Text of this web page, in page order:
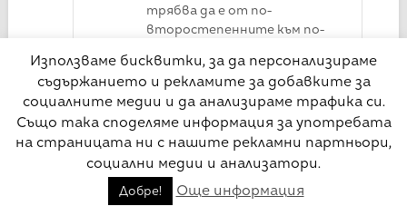
трябва да е от по-
второстепенните към по-
Например, ако целта е да се
свържат с вас за услуга, то
най-важни страници се
явяват Услуги и Моята
работа (както и самите ви
проекти).
За мен лично е малко
Използваме бисквитки, за да персонализираме
съдържанието и рекламите за добавките за
социалните медии и да анализираме трафика си.
Също така споделяме информация за употребата
на страницата ни с нашите рекламни партньори,
социални медии и анализатори.
Добре! Още информация